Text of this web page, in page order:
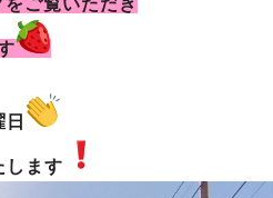
ご覧いただき
します